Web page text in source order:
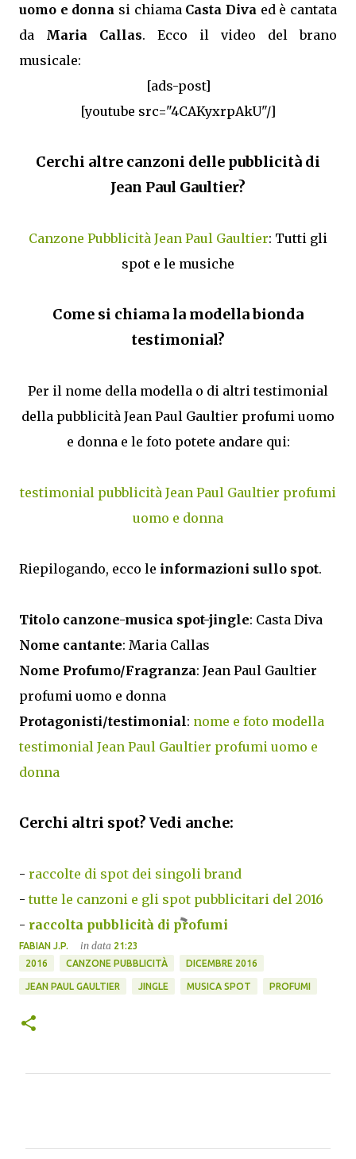
uomo e donna si chiama Casta Diva ed è cantata
da Maria Callas. Ecco il video del brano
musicale:
[ads-post]
[youtube src="4CAKyxrpAkU"/]
Cerchi altre canzoni delle pubblicità di
Jean Paul Gaultier?
Canzone Pubblicità Jean Paul Gaultier: Tutti gli
spot e le musiche
Come si chiama la modella bionda
testimonial?
Per il nome della modella o di altri testimonial
della pubblicità Jean Paul Gaultier profumi uomo
e donna e le foto potete andare qui:
testimonial pubblicità Jean Paul Gaultier profumi
uomo e donna
Riepilogando, ecco le informazioni sullo spot.
Titolo canzone-musica spot-jingle: Casta Diva
Nome cantante: Maria Callas
Nome Profumo/Fragranza: Jean Paul Gaultier
profumi uomo e donna
Protagonisti/testimonial: nome e foto modella
testimonial Jean Paul Gaultier profumi uomo e
donna
Cerchi altri spot? Vedi anche:
- raccolte di spot dei singoli brand
-tutte le canzoni e gli spot pubblicitari del 2016
- raccolta pubblicità di profumi
FABIAN J.P. in data 21:23
2016
CANZONE PUBBLICITÀ DICEMBRE 2016
JEAN PAUL GAULTIER JINGLE MUSICA SPOT PROFUMI